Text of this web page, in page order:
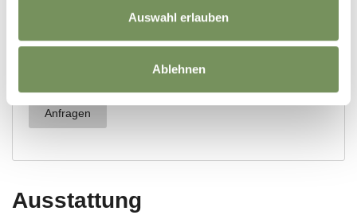
Auswahl erlauben
Ablehnen